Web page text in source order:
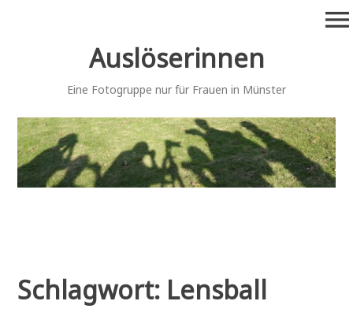
Auslöserinnen
Eine Fotogruppe nur für Frauen in Münster
menu
Schlagwort: Lensball